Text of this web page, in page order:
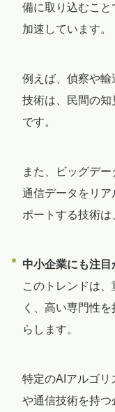
備に取り込むこ
加速しています。
例えば、偵察や
技術は、民間の知
です。
また、ビッグデ
通信データをリ
ポートする技術は
中小企業にも注目
このトレンドは
く、高い専門性
らします。
特定のAIアルゴリ
や通信技術を持